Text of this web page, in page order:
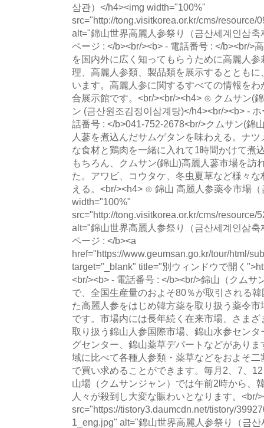
삼관）</h4><img width="100%"
src="http://tong.visitkorea.or.kr/cms/resource/
alt="錦山世界高麗人参祭り（금산세계인삼
ページ : </b><br/><b> - 電話番号 : </b><br/>
を国内外に広く知ってもらうために高麗人
理、高麗人参類、製品類を展示するととも
います。高麗人参に関するすべての情報を
合展示館です。<br/><br/><h4> ⊙ クムサン(
ン (금산원조김정이삼계탕)</h4><br/><b> -
話番号 : </b>041-752-2678<br/>クムサン(錦
人蔘を煮込んだサムゲタンを味わえる。ナ
な食材と鶏肉を一緒に入れて1時間かけて煮
もちろん、クムサン(錦山)高麗人蔘市場を訪
た。アワビ、コウタケ、冬虫夏草など様々
える。<br/><h4> ⊙ 錦山 高麗人参薬令市場
width="100%"
src="http://tong.visitkorea.or.kr/cms/resource/
alt="錦山世界高麗人参祭り（금산세계인삼
ページ : </b><a
href="https://www.geumsan.go.kr/tour/html/
target="_blank" title="別ウィンドウで開く
<br/><b> - 電話番号 : </b><br/>錦山（クムサ
で、全国生産量のおよそ80％が取引される
た高麗人参をはじめ韓方薬を取り扱う薬令
です。市場内には長年続く在来市場、さま
取り扱う錦山人参国際市場、錦山水参セン
グセンター、錦山薬草デパートなどがあり
域に比べて各種人参類・薬草などをおよそ
で買い求めることができます。毎月2、7、
山場（クムサンジャン）では午前2時から、
人々が殺到し大変な賑わいとなります。<br/
src="https://tistory3.daumcdn.net/tistory/
1_eng.jpg" alt="錦山世界高麗人参祭り（금